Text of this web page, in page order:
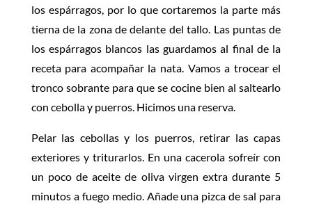
los espárragos, por lo que cortaremos la parte más
tierna de la zona de delante del tallo. Las puntas de
los espárragos blancos las guardamos al final de la
receta para acompañar la nata. Vamos a trocear el
tronco sobrante para que se cocine bien al saltearlo
con cebolla y puerros. Hicimos una reserva.
Pelar las cebollas y los puerros, retirar las capas
exteriores y triturarlos. En una cacerola sofreír con
un poco de aceite de oliva virgen extra durante 5
minutos a fuego medio. Añade una pizca de sal para